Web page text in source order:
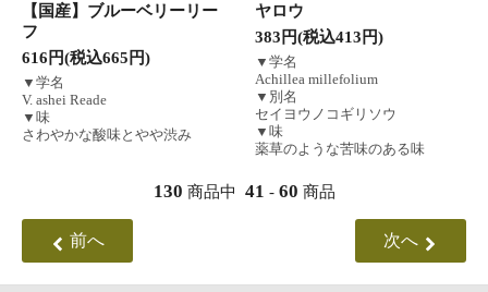
【国産】ブルーベリーリー
フ
616円(税込665円)
▼学名
V. ashei Reade
▼味
さわやかな酸味とやや渋み
ヤロウ
383円(税込413円)
▼学名
Achillea millefolium
▼別名
セイヨウノコギリソウ
▼味
薬草のような苦味のある味
130 商品中 41 -60 商品
前へ 次へ